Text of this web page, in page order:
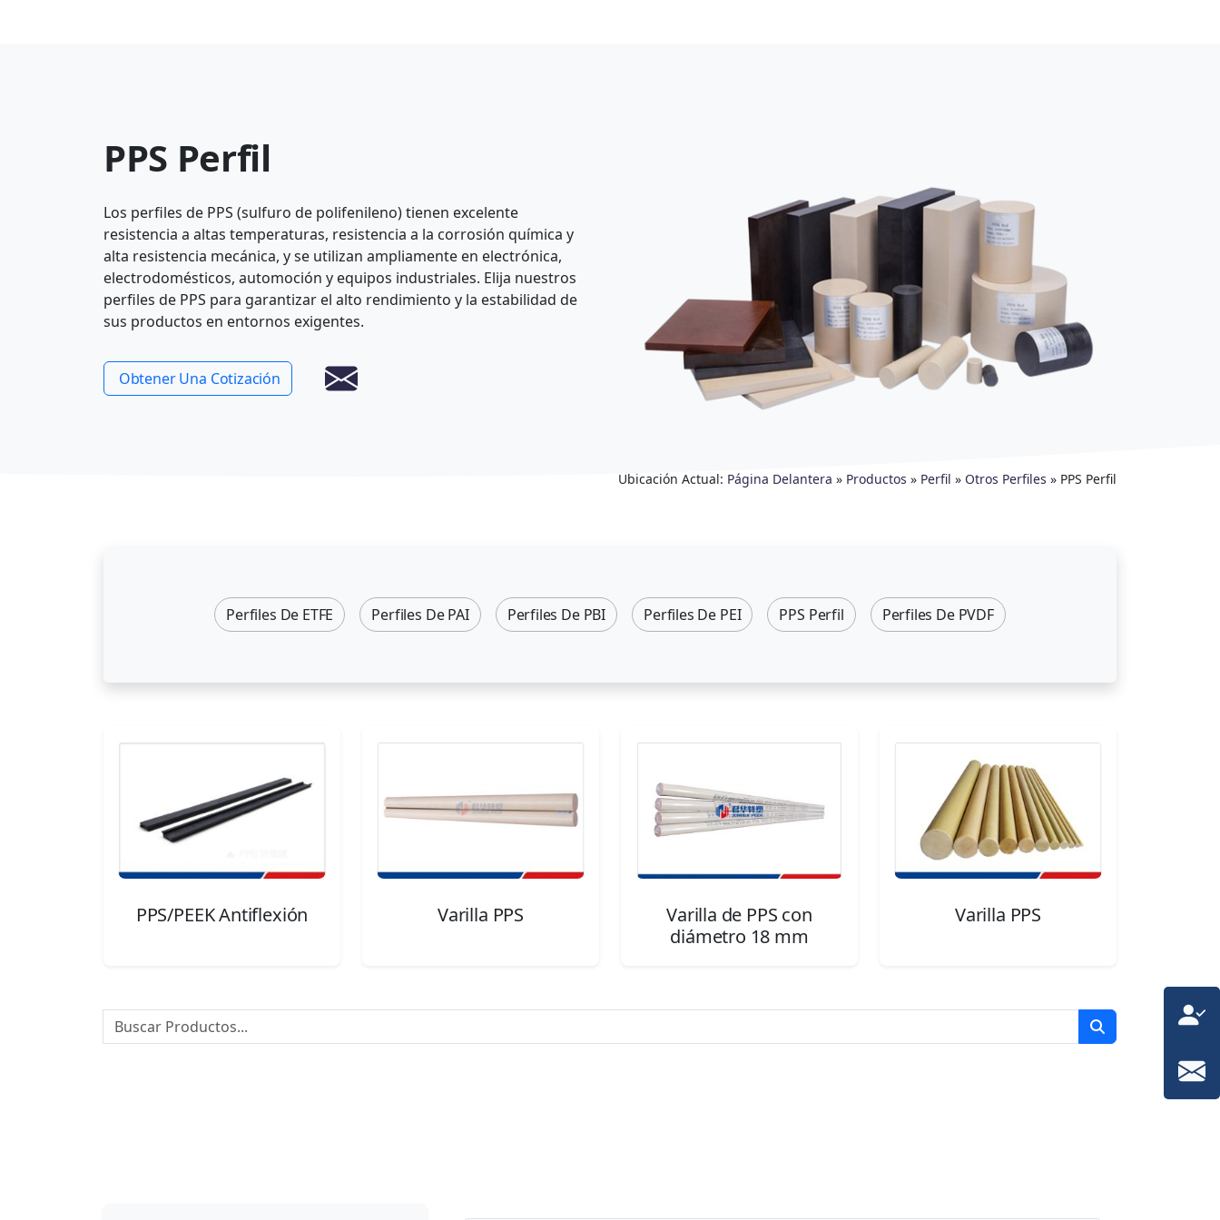
PPS Perfil
Los perfiles de PPS (sulfuro de polifenileno) tienen excelente
resistencia a altas temperaturas, resistencia a la corrosión química y
alta resistencia mecánica, y se utilizan ampliamente en electrónica,
electrodomésticos, automoción y equipos industriales. Elija nuestros
perfiles de PPS para garantizar el alto rendimiento y la estabilidad de
sus productos en entornos exigentes.
Obtener Una Cotización
Ubicación Actual: Página Delantera » Productos » Perfil » Otros Perfiles » PPS Perfil
Perfiles De ETFE Perfiles De PAI Perfiles De PBI Perfiles De PEI PPS Perfil Perfiles De PVDF
PPS/PEEK Antiflexión Varilla PPS
Varilla de PPS con
diámetro 18 mm
Varilla PPS